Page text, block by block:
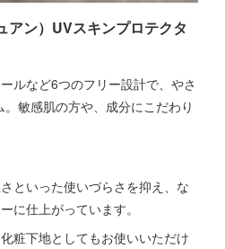
アン）UVスキンプロテクタ
ルなど6つのフリー設計で、やさ
敏感肌の方や、成分にこだわり
といった使いづらさを抑え、な
に仕上がっています。
粧下地としてもお使いいただけ